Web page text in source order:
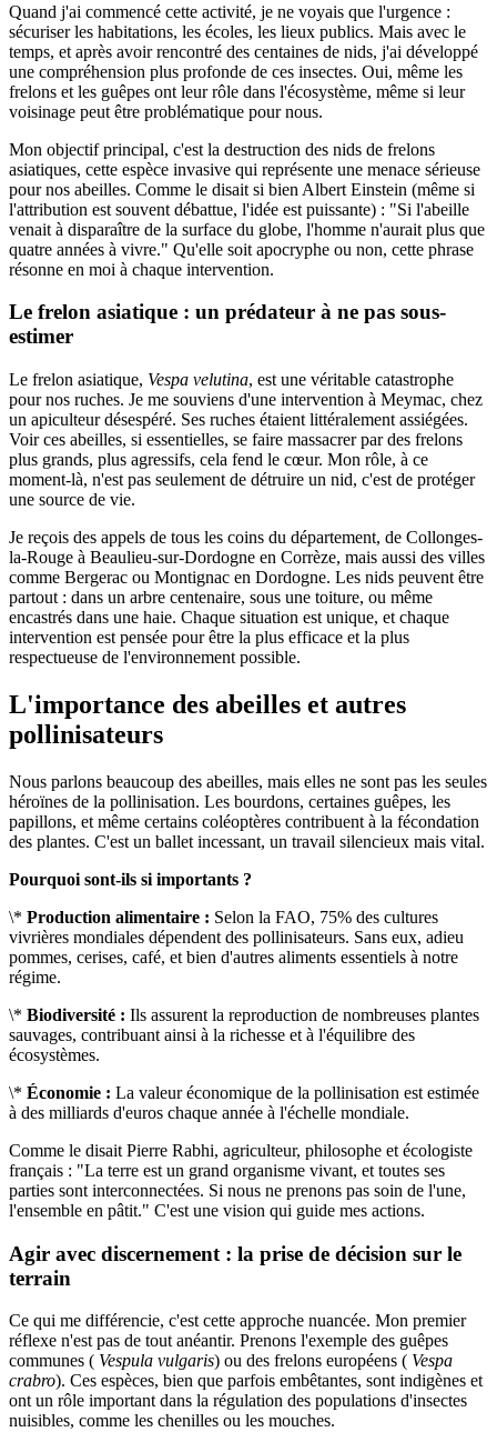
Quand j'ai commencé cette activité, je ne voyais que l'urgence :
sécuriser les habitations, les écoles, les lieux publics. Mais avec le
temps, et après avoir rencontré des centaines de nids, j'ai développé
une compréhension plus profonde de ces insectes. Oui, même les
frelons et les guêpes ont leur rôle dans l'écosystème, même si leur
voisinage peut être problématique pour nous.
Mon objectif principal, c'est la destruction des nids de frelons
asiatiques, cette espèce invasive qui représente une menace sérieuse
pour nos abeilles. Comme le disait si bien Albert Einstein (même si
l'attribution est souvent débattue, l'idée est puissante) : "Si l'abeille
venait à disparaître de la surface du globe, l'homme n'aurait plus que
quatre années à vivre." Qu'elle soit apocryphe ou non, cette phrase
résonne en moi à chaque intervention.
Le frelon asiatique : un prédateur à ne pas sous-
estimer
Le frelon asiatique, Vespa velutina, est une véritable catastrophe
pour nos ruches. Je me souviens d'une intervention à Meymac, chez
un apiculteur désespéré. Ses ruches étaient littéralement assiégées.
Voir ces abeilles, si essentielles, se faire massacrer par des frelons
plus grands, plus agressifs, cela fend le cœur. Mon rôle, à ce
moment-là, n'est pas seulement de détruire un nid, c'est de protéger
une source de vie.
Je reçois des appels de tous les coins du département, de Collonges-
la-Rouge à Beaulieu-sur-Dordogne en Corrèze, mais aussi des villes
comme Bergerac ou Montignac en Dordogne. Les nids peuvent être
partout : dans un arbre centenaire, sous une toiture, ou même
encastrés dans une haie. Chaque situation est unique, et chaque
intervention est pensée pour être la plus efficace et la plus
respectueuse de l'environnement possible.
L'importance des abeilles et autres
pollinisateurs
Nous parlons beaucoup des abeilles, mais elles ne sont pas les seules
héroïnes de la pollinisation. Les bourdons, certaines guêpes, les
papillons, et même certains coléoptères contribuent à la fécondation
des plantes. C'est un ballet incessant, un travail silencieux mais vital.
Pourquoi sont-ils si importants ?
\* Production alimentaire : Selon la FAO, 75% des cultures
vivrières mondiales dépendent des pollinisateurs. Sans eux, adieu
pommes, cerises, café, et bien d'autres aliments essentiels à notre
régime.
\* Biodiversité : Ils assurent la reproduction de nombreuses plantes
sauvages, contribuant ainsi à la richesse et à l'équilibre des
écosystèmes.
\* Économie : La valeur économique de la pollinisation est estimée
à des milliards d'euros chaque année à l'échelle mondiale.
Comme le disait Pierre Rabhi, agriculteur, philosophe et écologiste
français : "La terre est un grand organisme vivant, et toutes ses
parties sont interconnectées. Si nous ne prenons pas soin de l'une,
l'ensemble en pâtit." C'est une vision qui guide mes actions.
Agir avec discernement : la prise de décision sur le
terrain
Ce qui me différencie, c'est cette approche nuancée. Mon premier
réflexe n'est pas de tout anéantir. Prenons l'exemple des guêpes
communes ( Vespula vulgaris) ou des frelons européens ( Vespa
crabro). Ces espèces, bien que parfois embêtantes, sont indigènes et
ont un rôle important dans la régulation des populations d'insectes
nuisibles, comme les chenilles ou les mouches.